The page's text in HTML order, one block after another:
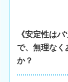
《安定性は
で、無理なく
か？